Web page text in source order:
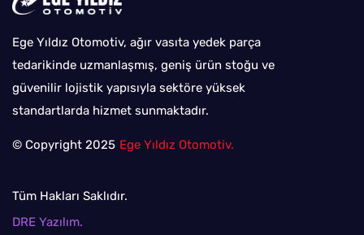
Ege Yıldız Otomotiv, ağır vasıta yedek parça
tedarikinde uzmanlaşmış, geniş ürün stoğu ve
güvenilir lojistik yapısıyla sektöre yüksek
standartlarda hizmet sunmaktadır.
© Copyright 2025 Ege Yıldız Otomotiv.
Tüm Hakları Saklıdır.
DRE Yazılım.